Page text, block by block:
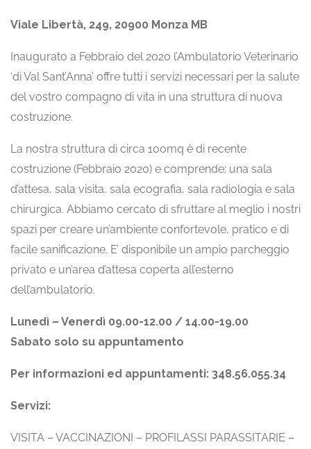
Viale Libertà, 249, 20900 Monza MB
Inaugurato a Febbraio del 2020 l’Ambulatorio Veterinario
‘di Val Sant’Anna’ offre tutti i servizi necessari per la salute
del vostro compagno di vita in una struttura di nuova
costruzione.
La nostra struttura di circa 100mq è di recente
costruzione (Febbraio 2020) e comprende: una sala
d’attesa, sala visita, sala ecografia, sala radiologia e sala
chirurgica. Abbiamo cercato di sfruttare al meglio i nostri
spazi per creare un’ambiente confortevole, pratico e di
facile sanificazione. E’ disponibile un ampio parcheggio
privato e un’area d’attesa coperta all’esterno
dell’ambulatorio.
Lunedì – Venerdì 09.00-12.00 / 14.00-19.00
Sabato solo su appuntamento
Per informazioni ed appuntamenti: 348.56.055.34
Servizi:
VISITA – VACCINAZIONI – PROFILASSI PARASSITARIE –